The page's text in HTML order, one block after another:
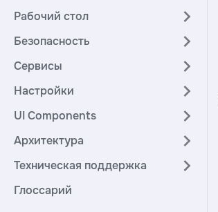
Рабочий стол
Безопасность
Сервисы
Настройки
UI Components
Архитектура
Техническая поддержка
Глоссарий